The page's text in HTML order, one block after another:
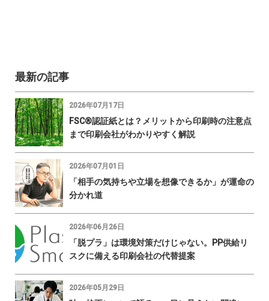
最新の記事
2026年07月17日
FSC®認証紙とは？メリットから印刷時の注意点
まで印刷会社がわかりやすく解説
2026年07月01日
「相手の気持ちや立場を想像できるか」が運命の
分かれ道
2026年06月26日
「脱プラ」は環境対策だけじゃない。PP供給リ
スクに備える印刷会社の代替提案
2026年05月29日